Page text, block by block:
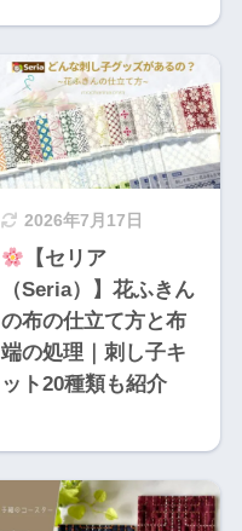
2026年7月17日
【セリア
（Seria）】花ふきん
の布の仕立て方と布
端の処理｜刺し子キ
ット20種類も紹介